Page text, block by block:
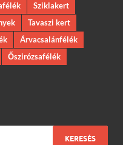
Sziklakert
Tavaszi kert
Árvacsalánfélék
Őszirózsafélék